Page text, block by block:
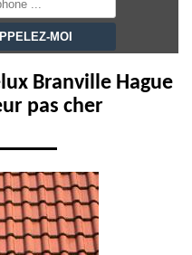
Branville Hague
pas cher